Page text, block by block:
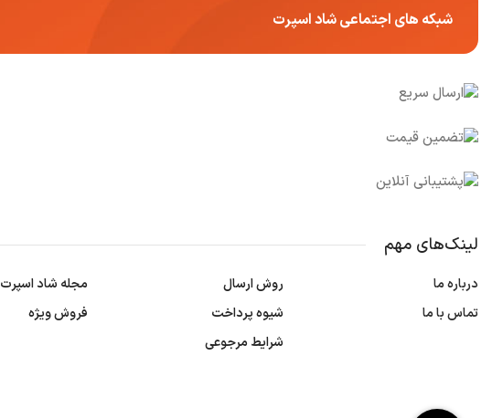
شبکه های اجتماعی شاد اسپرت
لینک‌های مهم
درباره ما
تماس با ما
روش ارسال
شیوه پرداخت
شرایط مرجوعی
مجله شاد اسپرت
فروش ویژه